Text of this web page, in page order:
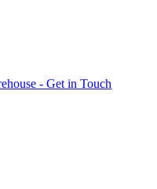
- Get in Touch